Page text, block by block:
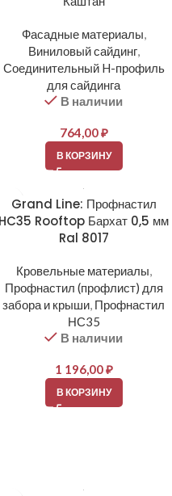
Фасадные материалы,
Виниловый сайдинг,
Соединительный H-профиль
для сайдинга
В наличии
764,00₽
В КОРЗИНУ
Grand Line: Профнастил
HC35 Rooftop Бархат 0,5 мм
Ral 8017
Кровельные материалы,
Профнастил (профлист) для
забора и крыши, Профнастил
НС35
В наличии
1 196,00₽
В КОРЗИНУ